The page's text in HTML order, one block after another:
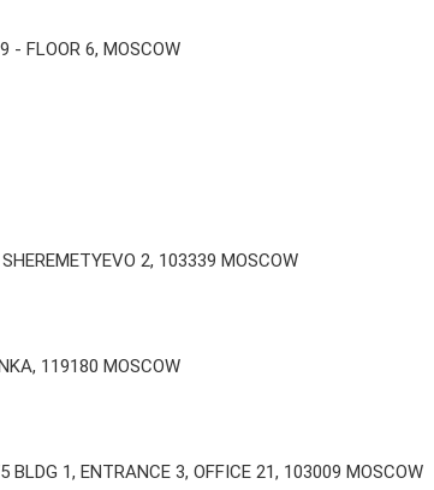
- FLOOR 6, MOSCOW
2, 103339 MOSCOW
119180 MOSCOW
BLDG 1, ENTRANCE 3, OFFICE 21, 103009 MOSCOW